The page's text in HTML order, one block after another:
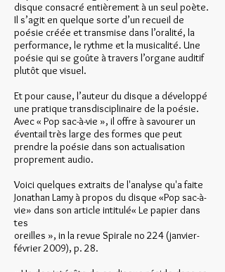
disque consacré entièrement à un seul poète.
Il s’agit en quelque sorte d’un recueil de
poésie créée et transmise dans l’oralité, la
performance, le rythme et la musicalité. Une
poésie qui se goûte à travers l’organe auditif
plutôt que visuel.
Et pour cause, l’auteur du disque a développé
une pratique transdisciplinaire de la poésie.
Avec « Pop sac-à-vie », il offre à savourer un
éventail très large des formes que peut
prendre la poésie dans son actualisation
proprement audio.
Voici quelques extraits de l'analyse qu'a faite
Jonathan Lamy à propos du disque «Pop sac-à-
vie» dans son article intitulé« Le papier dans
tes
oreilles », in la revue Spirale no 224 (janvier-
février 2009), p. 28.